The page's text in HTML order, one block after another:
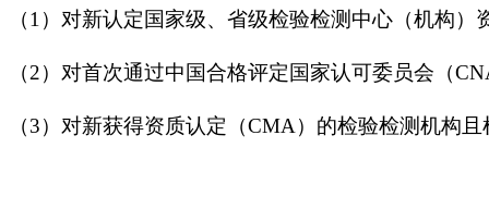
（1）对新认定国家级、省级检验检测中心（机构
（2）对首次通过中国合格评定国家认可委员会（
（3）对新获得资质认定（CMA）的检验检测机构